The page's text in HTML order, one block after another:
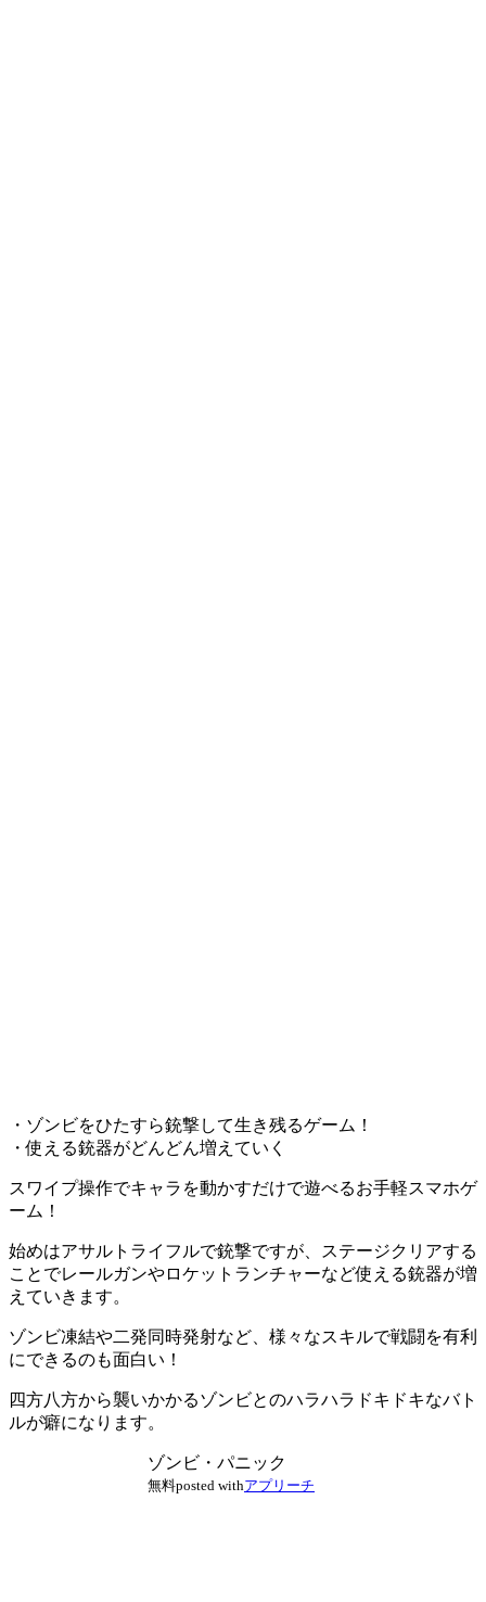
・ゾンビをひたすら銃撃して生き残るゲーム！
・使える銃器がどんどん増えていく
スワイプ操作でキャラを動かすだけで遊べるお手軽スマホゲ
ーム！
始めはアサルトライフルで銃撃ですが、
ステージクリアする
ことでレールガンやロケットランチャーなど使える銃器が増
えていきます。
ゾンビ凍結や二発同時発射など、 様々なスキルで戦闘を有利
にできるのも面白い ！
四方八方から襲いかかるゾンビとのハラハラドキドキなバト
ルが癖になります。
ゾンビ・パニック
無料posted withアプリーチ